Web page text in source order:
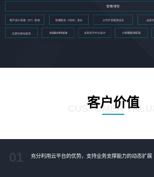
客户价值
CUSTOMER VALUE
充分利用云平台的优势，支持业务支撑能力的动态扩展